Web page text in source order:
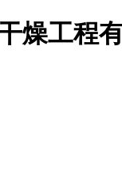
燥工程